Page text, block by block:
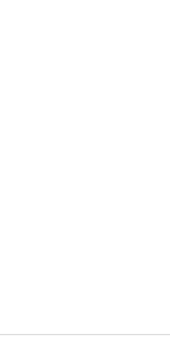
מוצרים, מסעדות, עסקים